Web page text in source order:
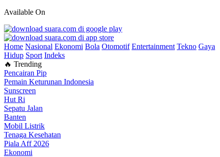
Available On
Home Nasional Ekonomi Bola Otomotif Entertainment Tekno Gaya
Hidup Sport Indeks
🔥 Trending
Pencairan Pip
Pemain Keturunan Indonesia
Sunscreen
Hut Ri
Sepatu Jalan
Banten
Mobil Listrik
Tenaga Kesehatan
Piala Aff 2026
Ekonomi